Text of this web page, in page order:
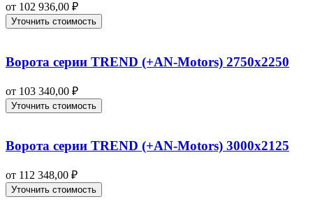
от 102 936,00 ₽
Уточнить стоимость
Ворота серии TREND (+AN‑Motors) 2750х2250
от 103 340,00 ₽
Уточнить стоимость
Ворота серии TREND (+AN‑Motors) 3000х2125
от 112 348,00 ₽
Уточнить стоимость